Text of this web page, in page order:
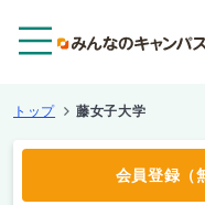
トップ 藤女子大学
会員登録（